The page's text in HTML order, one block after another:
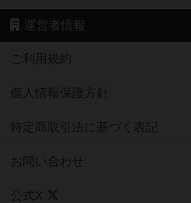
運営者情報
ご利用規約
個人情報保護方針
特定商取引法に基づく表記
お問い合わせ
公式X